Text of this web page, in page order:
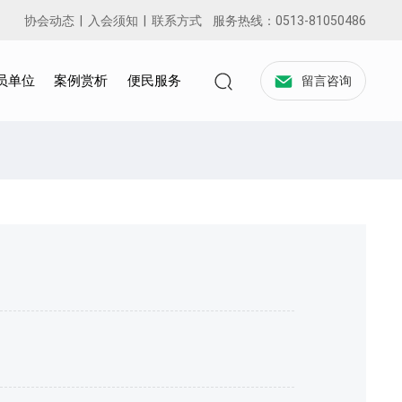
协会动态| 入会须知 | 联系方式服务热线： 0513-81050486
单位 案例赏析 便民服务 留言咨询